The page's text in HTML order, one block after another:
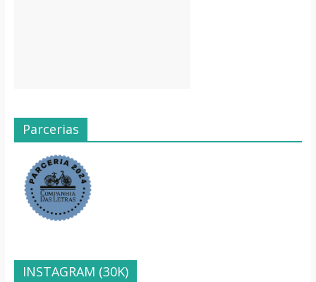
Parcerias
INSTAGRAM (30K)